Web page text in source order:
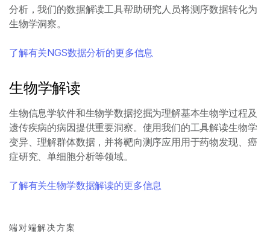
分析，我们的数据解读工具帮助研究人员将测序数据转化为
生物学洞察。
了解有关NGS数据分析的更多信息
生物学解读
生物信息学软件和生物学数据挖掘为理解基本生物学过程及
遗传疾病的病因提供重要洞察。使用我们的工具解读生物学
变异、理解群体数据，并将靶向测序应用用于药物发现、癌
症研究、单细胞分析等领域。
了解有关生物学数据解读的更多信息
端对端解决方案